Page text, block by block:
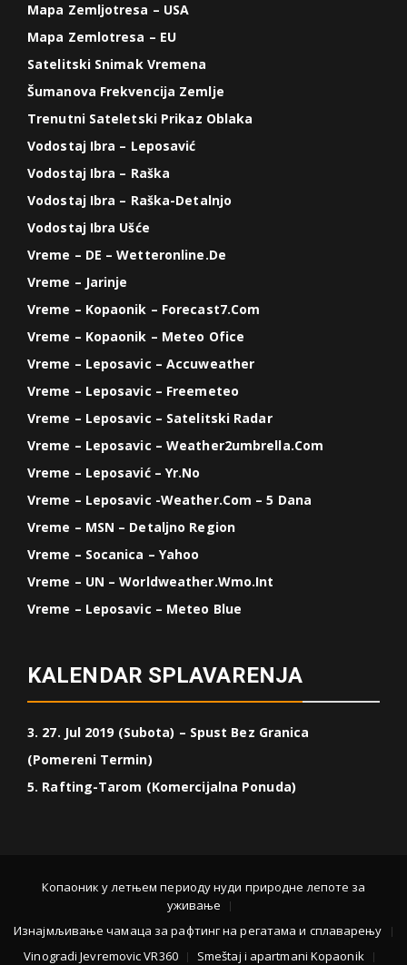
Mapa Zemljotresa – USA
Mapa Zemlotresa – EU
Satelitski Snimak Vremena
Šumanova Frekvencija Zemlje
Trenutni Sateletski Prikaz Oblaka
Vodostaj Ibra – Leposavić
Vodostaj Ibra – Raška
Vodostaj Ibra – Raška-Detalnjo
Vodostaj Ibra Ušće
Vreme – DE – Wetteronline.de
Vreme – Jarinje
Vreme – Kopaonik – Forecast7.com
Vreme – Kopaonik – Meteo Ofice
Vreme – Leposavic – Accuweather
Vreme – Leposavic – Freemeteo
Vreme – Leposavic – Satelitski Radar
Vreme – Leposavic – Weather2umbrella.com
Vreme – Leposavić – Yr.no
Vreme – Leposavic -weather.com – 5 Dana
Vreme – MSN – Detaljno Region
Vreme – Socanica – Yahoo
Vreme – UN – Worldweather.wmo.int
Vreme – Leposavic – Meteo Blue
KALENDAR SPLAVARENJA
3. 27. Jul 2019 (Subota) – Spust Bez Granica
(Pomereni Termin)
5. Rafting-Tarom (Komercijalna Ponuda)
Копаоник у летњем периоду нуди природне лепоте за
уживање
Изнајмљивање чамаца за рафтинг на регатама и сплаварењу
Vinogradi Jevremovic VR360
Smeštaj i apartmani Kopaonik